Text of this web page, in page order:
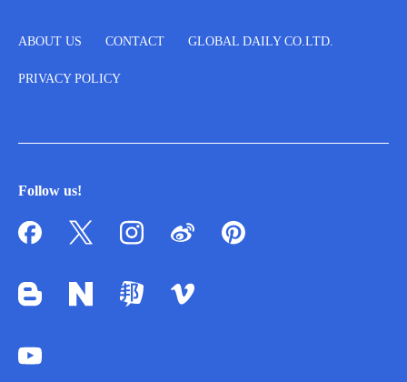
ABOUT US CONTACT GLOBAL DAILY CO.LTD.
PRIVACY POLICY
Follow us!